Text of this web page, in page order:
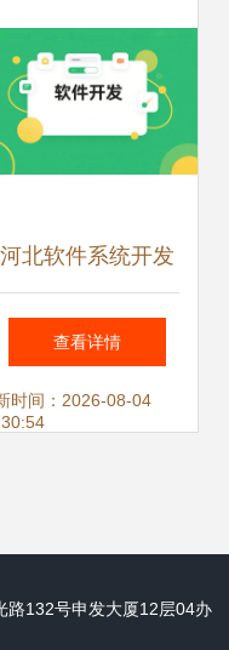
河北软件系统开发
秘籍 从理念到落地
的实战指南
查看详情
时间：2026-08-04
路132号申发大厦12层04办